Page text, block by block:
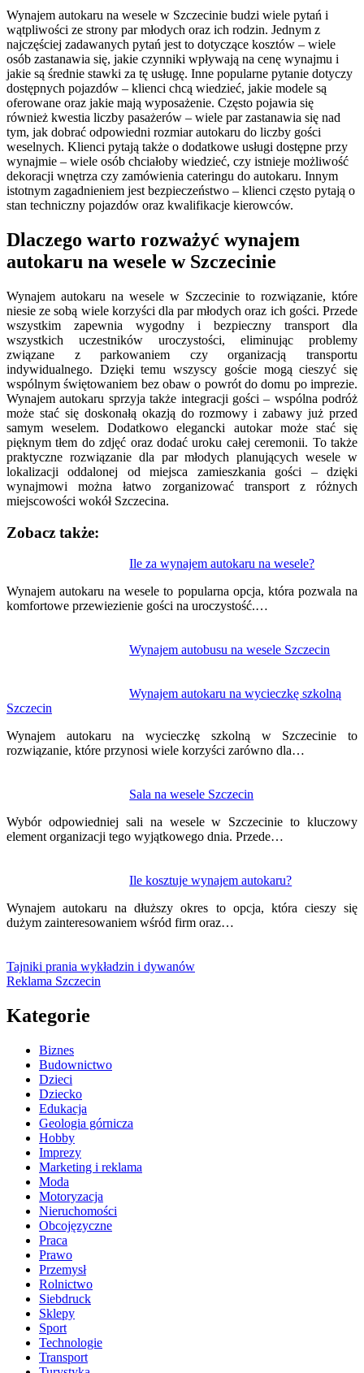
Wynajem autokaru na wesele w Szczecinie budzi wiele pytań i
wątpliwości ze strony par młodych oraz ich rodzin. Jednym z
najczęściej zadawanych pytań jest to dotyczące kosztów – wiele
osób zastanawia się, jakie czynniki wpływają na cenę wynajmu i
jakie są średnie stawki za tę usługę. Inne popularne pytanie dotyczy
dostępnych pojazdów – klienci chcą wiedzieć, jakie modele są
oferowane oraz jakie mają wyposażenie. Często pojawia się
również kwestia liczby pasażerów – wiele par zastanawia się nad
tym, jak dobrać odpowiedni rozmiar autokaru do liczby gości
weselnych. Klienci pytają także o dodatkowe usługi dostępne przy
wynajmie – wiele osób chciałoby wiedzieć, czy istnieje możliwość
dekoracji wnętrza czy zamówienia cateringu do autokaru. Innym
istotnym zagadnieniem jest bezpieczeństwo – klienci często pytają o
stan techniczny pojazdów oraz kwalifikacje kierowców.
Dlaczego warto rozważyć wynajem
autokaru na wesele w Szczecinie
Wynajem autokaru na wesele w Szczecinie to rozwiązanie, które
niesie ze sobą wiele korzyści dla par młodych oraz ich gości. Przede
wszystkim zapewnia wygodny i bezpieczny transport dla
wszystkich uczestników uroczystości, eliminując problemy
związane z parkowaniem czy organizacją transportu
indywidualnego. Dzięki temu wszyscy goście mogą cieszyć się
wspólnym świętowaniem bez obaw o powrót do domu po imprezie.
Wynajem autokaru sprzyja także integracji gości – wspólna podróż
może stać się doskonałą okazją do rozmowy i zabawy już przed
samym weselem. Dodatkowo elegancki autokar może stać się
pięknym tłem do zdjęć oraz dodać uroku całej ceremonii. To także
praktyczne rozwiązanie dla par młodych planujących wesele w
lokalizacji oddalonej od miejsca zamieszkania gości – dzięki
wynajmowi można łatwo zorganizować transport z różnych
miejscowości wokół Szczecina.
Zobacz także:
Ile za wynajem autokaru na wesele?
Wynajem autokaru na wesele to popularna opcja, która pozwala na
komfortowe przewiezienie gości na uroczystość.…
Wynajem autobusu na wesele Szczecin
Wynajem autokaru na wycieczkę szkolną
Szczecin
Wynajem autokaru na wycieczkę szkolną w Szczecinie to
rozwiązanie, które przynosi wiele korzyści zarówno dla…
Sala na wesele Szczecin
Wybór odpowiedniej sali na wesele w Szczecinie to kluczowy
element organizacji tego wyjątkowego dnia. Przede…
Ile kosztuje wynajem autokaru?
Wynajem autokaru na dłuższy okres to opcja, która cieszy się
dużym zainteresowaniem wśród firm oraz…
wpisu
Tajniki prania wykładzin i dywanów
Reklama Szczecin
Kategorie
Biznes
Budownictwo
Dzieci
Dziecko
Edukacja
Geologia górnicza
Hobby
Imprezy
Marketing i reklama
Moda
Motoryzacja
Nieruchomości
Obcojęzyczne
Praca
Prawo
Przemysł
Rolnictwo
Siebdruck
Sklepy
Sport
Technologie
Transport